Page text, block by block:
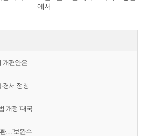
에서
개편안은
경서 정청
개정 '대국
…“보완수